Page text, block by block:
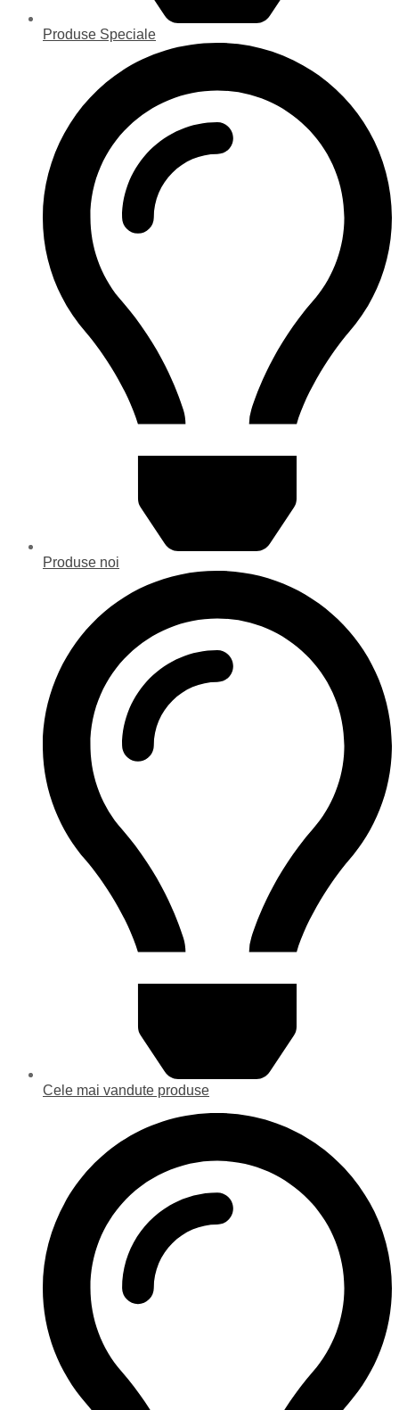
Produse Speciale
Produse noi
Cele mai vandute produse